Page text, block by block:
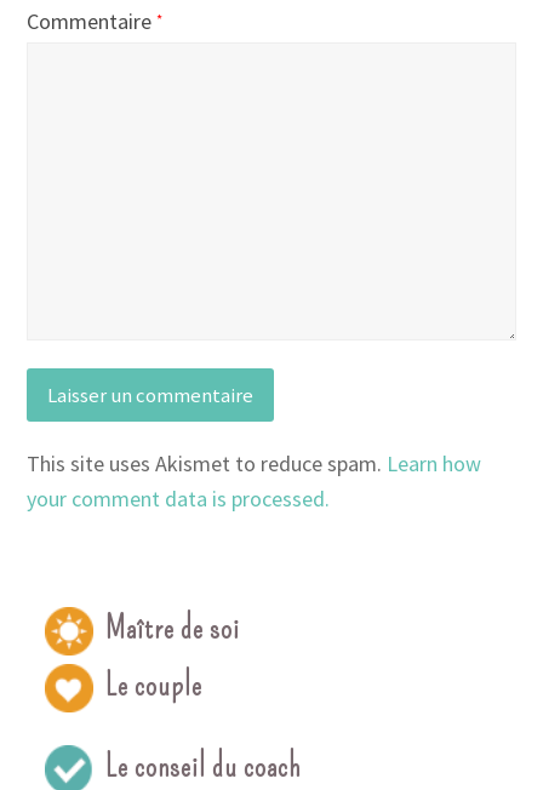
Commentaire*
This site uses Akismet to reduce spam. Learn how
your comment data is processed.
Maître de soi
Le couple
Le conseil du coach